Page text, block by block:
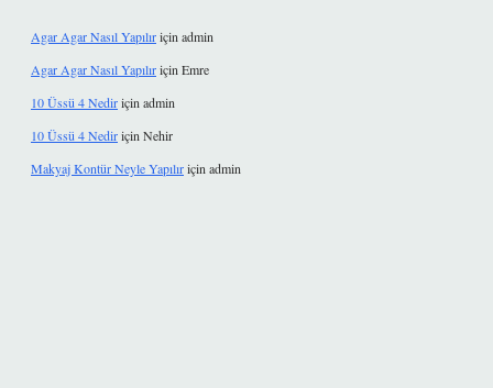
Agar Agar Nasıl Yapılıriçin admin
Agar Agar Nasıl Yapılıriçin Emre
10 Üssü 4 Nediriçin admin
10 Üssü 4 Nediriçin Nehir
Makyaj Kontür Neyle Yapılıriçin admin